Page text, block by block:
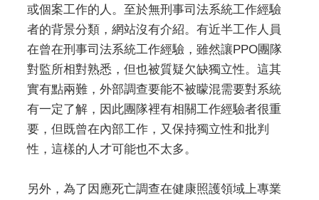
或個案工作的人。至於無刑事司法系統工作經驗
者的背景分類，網站沒有介紹。有近半工作人員
在曾在刑事司法系統工作經驗，雖然讓PPO團隊
對監所相對熟悉，但也被質疑欠缺獨立性。這其
實有點兩難，外部調查要能不被矇混需要對系統
有一定了解，因此團隊裡有相關工作經驗者很重
要，但既曾在內部工作，又保持獨立性和批判
性，這樣的人才可能也不太多。
另外，為了因應死亡調查在健康照護領域上專業